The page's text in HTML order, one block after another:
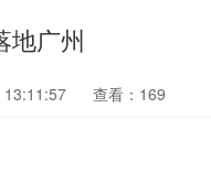
地广州
13:11:57 查看：169